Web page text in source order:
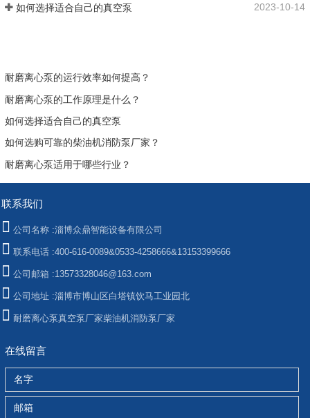
如何选择适合自己的真空泵 2023-10-14
耐磨离心泵的运行效率如何提高？
耐磨离心泵的工作原理是什么？
如何选择适合自己的真空泵
如何选购可靠的柴油机消防泵厂家？
耐磨离心泵适用于哪些行业？
联系我们
公司名称 :淄博众鼎智能设备有限公司
联系电话 :400-616-0089&0533-4258666&13153399666
公司邮箱 :13573328046@163.com
公司地址 :淄博市博山区白塔镇饮马工业园北
耐磨离心泵真空泵厂家柴油机消防泵厂家
在线留言